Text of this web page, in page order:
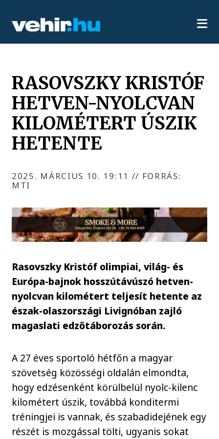
RASOVSZKY KRISTÓF
HETVEN-NYOLCVAN
KILOMÉTERT ÚSZIK
HETENTE
2025. MÁRCIUS 10. 19:11 // FORRÁS:
MTI
Rasovszky Kristóf olimpiai, világ- és
Európa-bajnok hosszútávúszó hetven-
nyolcvan kilométert teljesít hetente az
észak-olaszországi Livignóban zajló
magaslati edzőtáborozás során.
A 27 éves sportoló hétfőn a magyar
szövetség közösségi oldalán elmondta,
hogy edzésenként körülbelül nyolc-kilenc
kilométert úszik, továbbá konditermi
tréningjei is vannak, és szabadidejének egy
részét is mozgással tölti, ugyanis sokat